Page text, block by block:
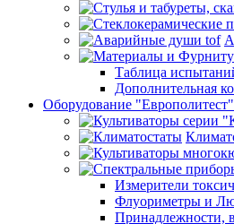
Таблица
Дополнительная
Оборудование "Европолитест"
Измерители
Флуориметры и
Принадлежности,